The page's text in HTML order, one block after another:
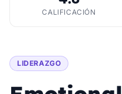
CALIFICACIÓN
LIDERAZGO